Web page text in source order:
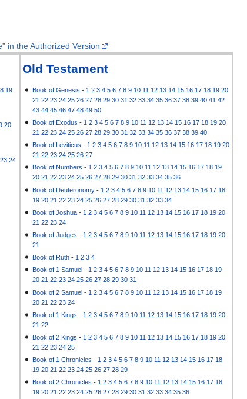
in the Authorized Version
Old Testament
Book of Genesis - 1 2 3 4 5 6 7 8 9 10 11 12 13 14 15 16 17 18 19 20
21 22 23 24 25 26 27 28 29 30 31 32 33 34 35 36 37 38 39 40 41 42
43 44 45 46 47 48 49 50
Book of Exodus - 1 2 3 4 5 6 7 8 9 10 11 12 13 14 15 16 17 18 19 20
21 22 23 24 25 26 27 28 29 30 31 32 33 34 35 36 37 38 39 40
Book of Leviticus - 1 2 3 4 5 6 7 8 9 10 11 12 13 14 15 16 17 18 19 20
21 22 23 24 25 26 27
Book of Numbers -1 2 3 4 5 6 7 8 9 10 11 12 13 14 15 16 17 18 19
20 21 22 23 24 25 26 27 28 29 30 31 32 33 34 35 36
Book of Deuteronomy - 1 2 3 4 5 6 7 8 9 10 11 12 13 14 15 16 17 18
19 20 21 22 23 24 25 26 27 28 29 30 31 32 33 34
Book of Joshua - 1 2 3 4 5 6 7 8 9 10 11 12 13 14 15 16 17 18 19 20
21 22 23 24
Book of Judges - 1 2 3 4 5 6 7 8 9 10 11 12 13 14 15 16 17 18 19 20
21
Book of Ruth - 1 2 3 4
Book of 1 Samuel -1 2 3 4 5 6 7 8 9 10 11 12 13 14 15 16 17 18 19
20 21 22 23 24 25 26 27 28 29 30 31
Book of 2 Samuel - 1 2 3 4 5 6 7 8 9 10 11 12 13 14 15 16 17 18 19
20 21 22 23 24
Book of 1 Kings - 1 2 3 4 5 6 7 8 9 10 11 12 13 14 15 16 17 18 19 20
21 22
Book of 2 Kings - 1 2 3 4 5 6 7 8 9 10 11 12 13 14 15 16 17 18 19 20
21 22 23 24 25
Book of 1 Chronicles - 1 2 3 4 5 6 7 8 9 10 11 12 13 14 15 16 17 18
19 20 21 22 23 24 25 26 27 28 29
Book of 2 Chronicles -1 2 3 4 5 6 7 8 9 10 11 12 13 14 15 16 17 18
19 20 21 22 23 24 25 26 27 28 29 30 31 32 33 34 35 36
19
20
23 24